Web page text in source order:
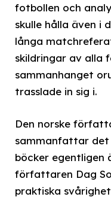
fotbollen och
skulle hålla även i
långa
skildringar av alla
sammanhanget
trasslade in sig i.
Den norske
sammanfattar det
böcker egentligen
författaren Dag
praktiska